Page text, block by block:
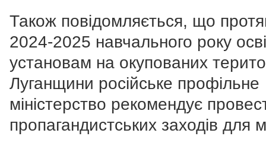
Також повідомляється, що
2024-2025 навчального року
установам на окупованих
Луганщини російське профільне
міністерство рекомендує
пропагандистських заходів для